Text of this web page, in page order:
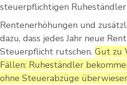
steuerpflichtigen Ruheständler
Rentenerhöhungen und
dazu, dass jedes Jahr neue
Steuerpflicht rutschen. Gut zu
Fällen: Ruheständler
ohne Steuerabzüge